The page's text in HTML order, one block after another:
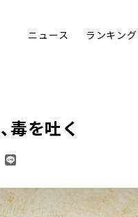
ニュース ランキング
、毒を吐く